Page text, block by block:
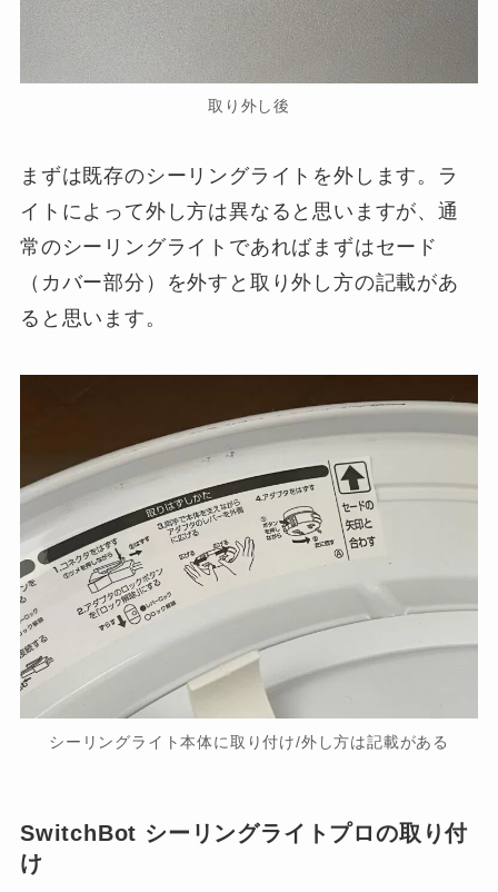
取り外し後
まずは既存のシーリングライトを外します。ラ
イトによって外し方は異なると思いますが、通
常のシーリングライトであればまずはセード
（カバー部分）を外すと取り外し方の記載があ
ると思います。
シーリングライト本体に取り付け/外し方は記載がある
SwitchBot シーリングライトプロの取り付
け